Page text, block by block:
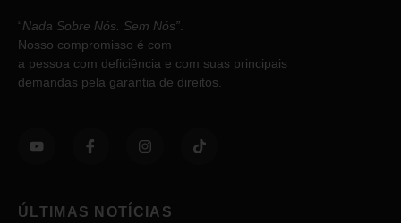
“Nada Sobre Nós. Sem Nós”
Nosso compromisso é com
a pessoa com deficiência e com suas principais
demandas pela garantia de direitos.
ÚLTIMAS NOTÍCIAS